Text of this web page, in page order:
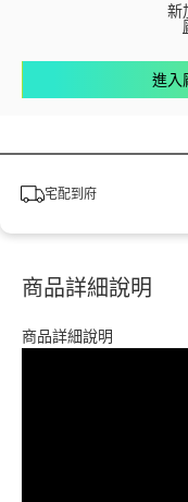
新
進入
宅配到府
商品詳細說明
商品詳細說明